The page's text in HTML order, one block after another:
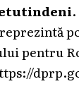
pentru